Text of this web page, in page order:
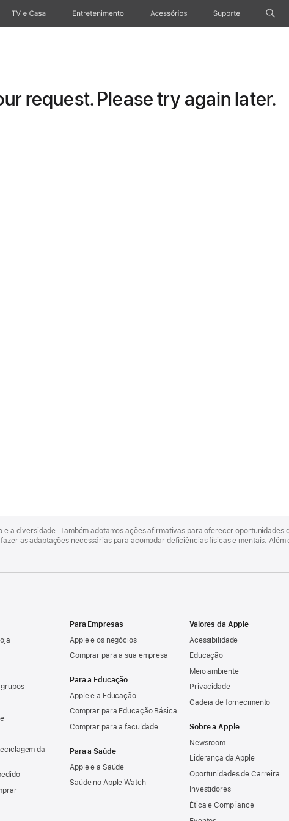
TV e Casa Entretenimento Acessórios Suporte
request. Please try again later.
a diversidade. Também adotamos ações afirmativas para oferecer oportunidades
as adaptações necessárias para acomodar deficiências físicas e mentais. Além
da
Para Empresas
Apple e os negócios
Comprar para a sua empresa
Para a Educação
Apple e a Educação
Comprar para Educação Básica
Comprar para a faculdade
Para a Saúde
Apple e a Saúde
Saúde no Apple Watch
Valores da Apple
Acessibilidade
Educação
Meio ambiente
Privacidade
Cadeia de fornecimento
Sobre a Apple
Newsroom
Liderança da Apple
Oportunidades de Carreira
Investidores
Ética e Compliance